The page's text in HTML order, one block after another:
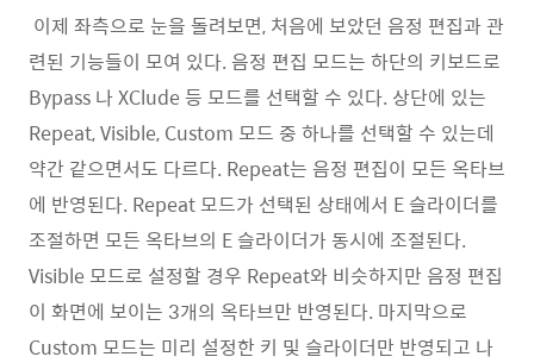
이제 좌측으로 눈을 돌려보면, 처음에 보았던 음정 편집과 관
련된 기능들이 모여 있다. 음정 편집 모드는 하단의 키보드로
Bypass 나 XClude 등 모드를 선택할 수 있다. 상단에 있는
Repeat, Visible, Custom 모드 중 하나를 선택할 수 있는데
약간 같으면서도 다르다. Repeat는 음정 편집이 모든 옥타브
에 반영된다. Repeat 모드가 선택된 상태에서 E 슬라이더를
조절하면 모든 옥타브의 E 슬라이더가 동시에 조절된다.
Visible 모드로 설정할 경우 Repeat와 비슷하지만 음정 편집
이 화면에 보이는 3개의 옥타브만 반영된다. 마지막으로
Custom 모드는 미리 설정한 키 및 슬라이더만 반영되고 나